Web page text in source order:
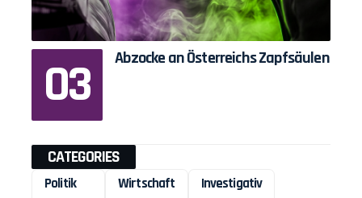
Abzocke an Österreichs Zapfsäulen
CATEGORIES
Politik Wirtschaft Investigativ